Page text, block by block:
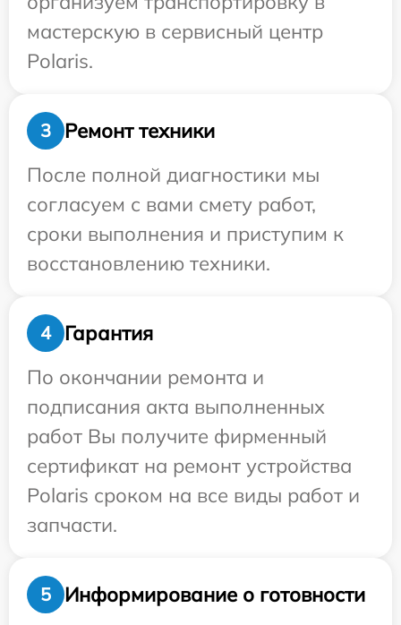
мастерскую в сервисный центр
Polaris.
3
Ремонт техники
После полной диагностики мы
согласуем с вами смету работ,
сроки выполнения и приступим к
восстановлению техники.
4
Гарантия
По окончании ремонта и
подписания акта выполненных
работ Вы получите фирменный
сертификат на ремонт устройства
Polaris сроком на все виды работ и
запчасти.
5
Информирование о готовности